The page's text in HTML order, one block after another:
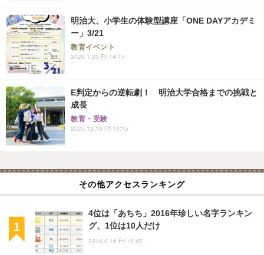
明治大、小学生の体験型講座「ONE DAYアカデミ
ー」3/21
教育イベント
2026.1.23 Fri 14:15
E判定からの逆転劇！ 明治大学合格までの挑戦と
成長
教育・受験
2025.12.19 Fri 18:15
その他アクセスランキング
4位は「あちち」2016年珍しい名字ランキン
グ、1位は10人だけ
2016.9.16 Fri 16:45